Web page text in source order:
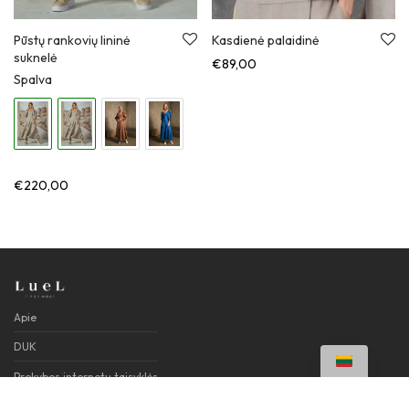
Pūstų rankovių lininė
suknelė
Spalva
€220,00
Kasdienė palaidinė
€89,00
Apie
DUK
Prekybos internetu taisyklės